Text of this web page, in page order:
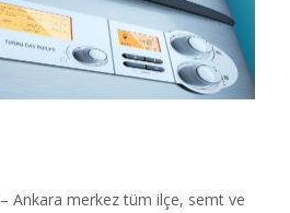
– Ankara merkez tüm ilçe, semt ve